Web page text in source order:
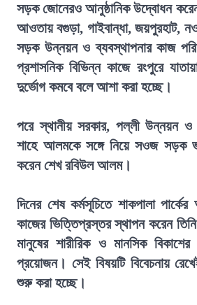
সড়ক জোনেরও আনুষ্ঠানিক উদ্বোধন
আওতায় বগুড়া, গাইবান্ধা, জয়পুরহাট,
সড়ক উন্নয়ন ও ব্যবস্থাপনার কাজ
প্রশাসনিক বিভিন্ন কাজে রংপুরে
দুর্ভোগ কমবে বলে আশা করা হচ্ছে।
পরে স্থানীয় সরকার, পল্লী উন্নয়ন ও
শাহে আলমকে সঙ্গে নিয়ে সওজ সড়ক
করেন শেখ রবিউল আলম।
দিনের শেষ কর্মসূচিতে শাকপালা
কাজের ভিত্তিপ্রস্তর স্থাপন করেন
মানুষের শারীরিক ও মানসিক
প্রয়োজন। সেই বিষয়টি বিবেচনায়
শুরু করা হচ্ছে।